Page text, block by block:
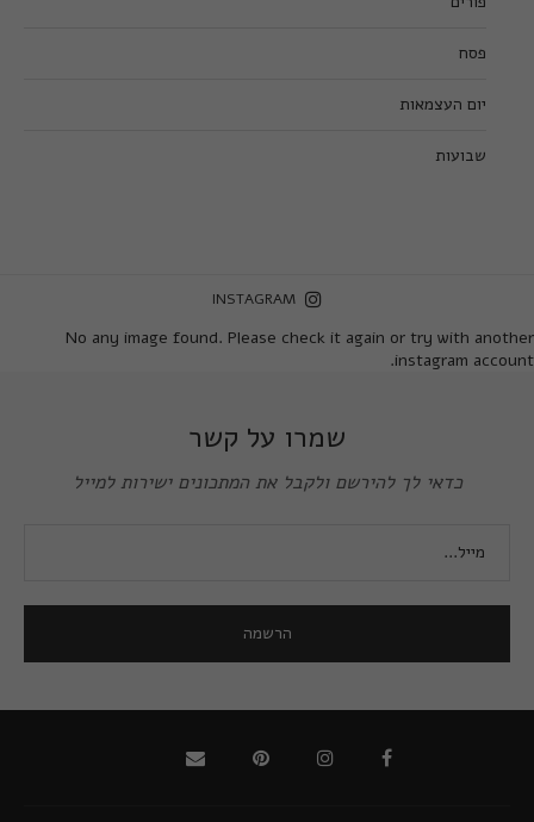
פסח
יום העצמאות
שבועות
INSTAGRAM
No any image found. Please check it again or try with another
instagram account.
שמרו על קשר
כדאי לך להירשם ולקבל את המתכונים ישירות למייל